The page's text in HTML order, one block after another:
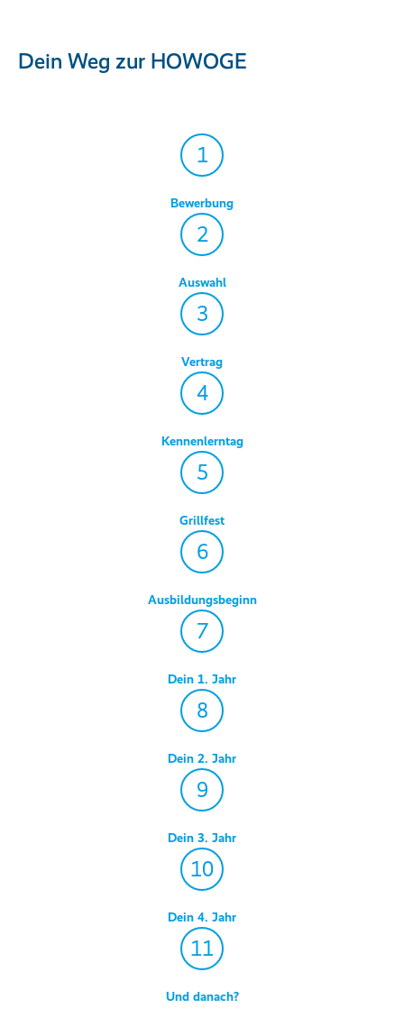
Dein Weg zur HOWOGE
1
Bewerbung
2
Auswahl
3
Vertrag
4
Kennenlerntag
5
Grillfest
6
Ausbildungsbeginn
7
Dein 1. Jahr
8
Dein 2. Jahr
9
Dein 3. Jahr
10
Dein 4. Jahr
11
Und danach?